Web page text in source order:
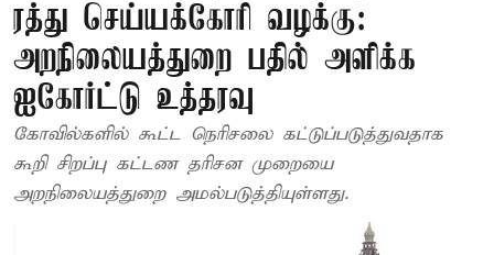
ரத்து செய்யக்கோரி வழக்கு:
அறநிலையத்துறை பதில் அளிக்க
ஐகோர்ட்டு உத்தரவு
கோவில்களில் கூட்ட நெரிசலை கட்டுப்படுத்துவதாக
கூறி சிறப்பு கட்டண தரிசன முறையை
அறநிலையத்துறை அமல்படுத்தியுள்ளது.